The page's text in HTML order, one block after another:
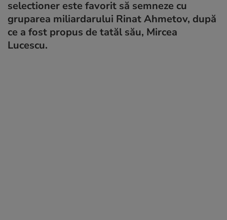
selectioner este favorit să semneze cu
gruparea miliardarului Rinat Ahmetov, după
ce a fost propus de tatăl său, Mircea
Lucescu.